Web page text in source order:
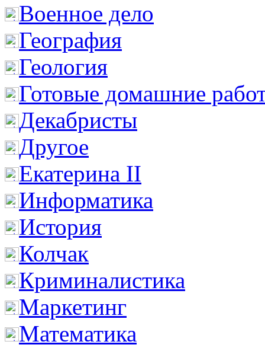
Военное дело
География
Геология
Готовые домашние
Декабристы
Другое
Екатерина II
Информатика
История
Колчак
Криминалистика
Маркетинг
Математика